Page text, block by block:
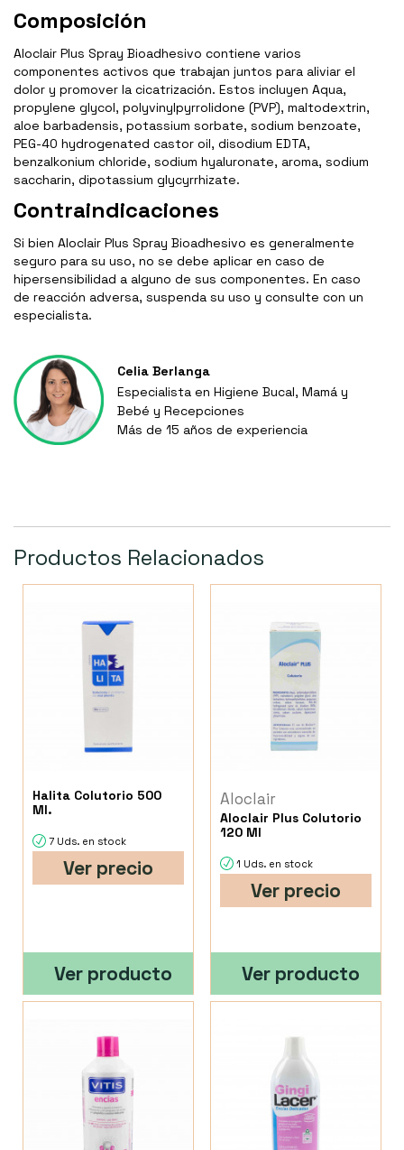
Composición
Aloclair Plus Spray Bioadhesivo contiene varios
componentes activos que trabajan juntos para aliviar el
dolor y promover la cicatrización. Estos incluyen Aqua,
propylene glycol, polyvinylpyrrolidone (PVP), maltodextrin,
aloe barbadensis, potassium sorbate, sodium benzoate,
PEG-40 hydrogenated castor oil, disodium EDTA,
benzalkonium chloride, sodium hyaluronate, aroma, sodium
saccharin, dipotassium glycyrrhizate.
Contraindicaciones
Si bien Aloclair Plus Spray Bioadhesivo es generalmente
seguro para su uso, no se debe aplicar en caso de
hipersensibilidad a alguno de sus componentes. En caso
de reacción adversa, suspenda su uso y consulte con un
especialista.
Celia Berlanga
Especialista en Higiene Bucal, Mamá y
Bebé y Recepciones
Más de 15 años de experiencia
Productos Relacionados
Halita Colutorio 500
Ml.
7 Uds. en stock
Ver precio
Ver producto
Aloclair
Aloclair Plus Colutorio
120 Ml
1 Uds. en stock
Ver precio
Ver producto